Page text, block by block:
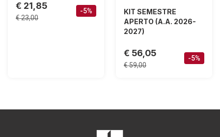
€ 21,85
€ 23,00
-5%
KIT SEMESTRE
APERTO (A.A. 2026-
2027)
€ 56,05
€ 59,00
-5%